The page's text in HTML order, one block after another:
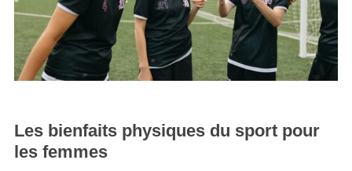
Les bienfaits physiques du sport pour
les femmes